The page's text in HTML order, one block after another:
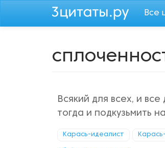
Все
Всякий для всех, и
тогда и подкузьмить
Карась-идеалист